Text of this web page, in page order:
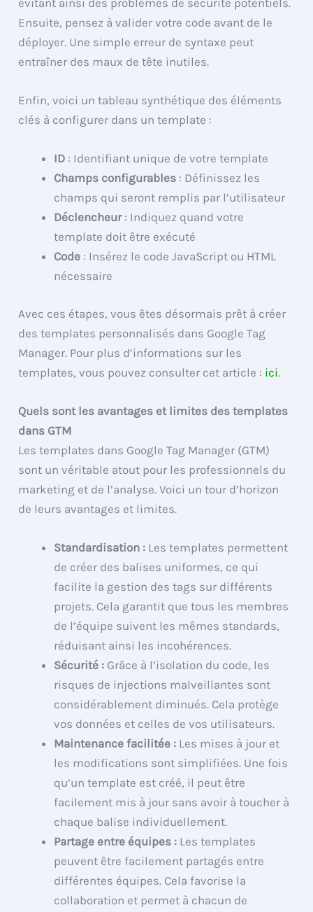
évitant ainsi des problèmes de sécurité potentiels.
Ensuite, pensez à valider votre code avant de le
déployer. Une simple erreur de syntaxe peut
entraîner des maux de tête inutiles.
Enfin, voici un tableau synthétique des éléments
clés à configurer dans un template :
ID : Identifiant unique de votre template
Champs configurables : Définissez les
champs qui seront remplis par l’utilisateur
Déclencheur: Indiquez quand votre
template doit être exécuté
Code : Insérez le code JavaScript ou HTML
nécessaire
Avec ces étapes, vous êtes désormais prêt à créer
des templates personnalisés dans Google Tag
Manager. Pour plus d’informations sur les
templates, vous pouvez consulter cet article : ici.
Quels sont les avantages et limites des templates
dans GTM
Les templates dans Google Tag Manager (GTM)
sont un véritable atout pour les professionnels du
marketing et de l’analyse. Voici un tour d’horizon
de leurs avantages et limites.
Standardisation : Les templates permettent
de créer des balises uniformes, ce qui
facilite la gestion des tags sur différents
projets. Cela garantit que tous les membres
de l’équipe suivent les mêmes standards,
réduisant ainsi les incohérences.
Sécurité : Grâce à l’isolation du code, les
risques de injections malveillantes sont
considérablement diminués. Cela protège
vos données et celles de vos utilisateurs.
Maintenance facilitée : Les mises à jour et
les modifications sont simplifiées. Une fois
qu’un template est créé, il peut être
facilement mis à jour sans avoir à toucher à
chaque balise individuellement.
Partage entre équipes : Les templates
peuvent être facilement partagés entre
différentes équipes. Cela favorise la
collaboration et permet à chacun de